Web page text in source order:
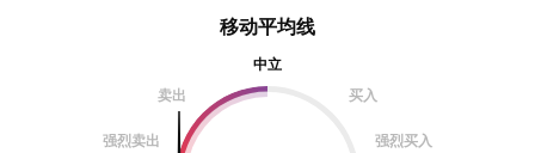
移动平均线
中立
卖出
买入
强烈卖出 强烈买入